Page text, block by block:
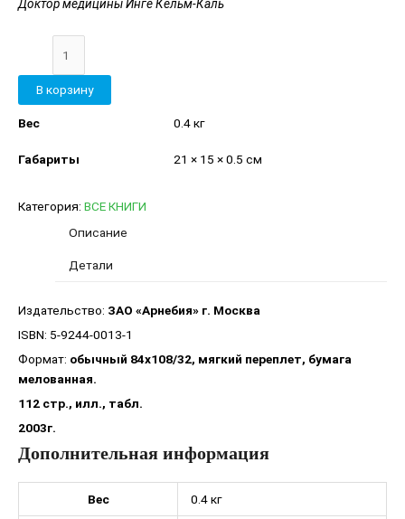
Доктор медицины Инге Кельм-Каль
В корзину
Вес 0.4 кг
Габариты 21 × 15 × 0.5 см
Категория: ВСЕ КНИГИ
Описание
Детали
Издательство: ЗАО «Арнебия» г. Москва
ISBN: 5-9244-0013-1
Формат: обычный 84х108/32, мягкий переплет, бумага
мелованная.
112 стр., илл., табл.
2003г.
Дополнительная информация
Вес 0.4 кг